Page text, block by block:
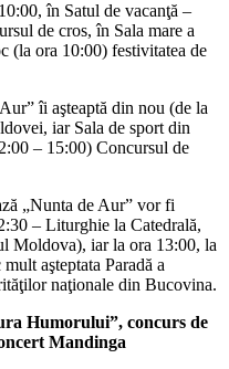
în Satul de vacanţă –
de cros, în Sala mare a
(la ora 10:00) festivitatea de
îi aşteaptă din nou (de la
iar Sala de sport din
– 15:00) Concursul de
„Nunta de Aur” vor fi
– Liturghie la Catedrală,
Moldova), iar la ora 13:00, la
aşteptata Paradă a
naţionale din Bucovina.
Humorului”, concurs de
Mandinga